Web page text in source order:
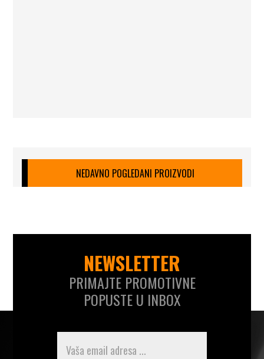
NEDAVNO POGLEDANI PROIZVODI
NEWSLETTER
PRIMAJTE PROMOTIVNE
POPUSTE U INBOX